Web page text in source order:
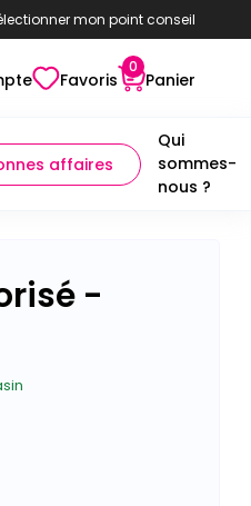
mon point conseil
Favoris
0
Panier
affaires
Qui
sommes-
nous ?
-